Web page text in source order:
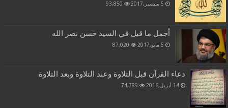
5 سبتمبر,2017 93,850
أجمل ما قيل في السيد حسن نصر الله
5 مايو,2017 87,020
دعاء القرآن قبل التلاوة وعند التلاوة وبعد التلاوة
14 أبريل,2016 74,789